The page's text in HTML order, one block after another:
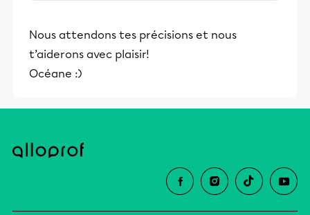
stimulants, Alloprof engage les élèves
éducative.
Nous attendons tes précisions et nous
t’aiderons avec plaisir!
Océane :)